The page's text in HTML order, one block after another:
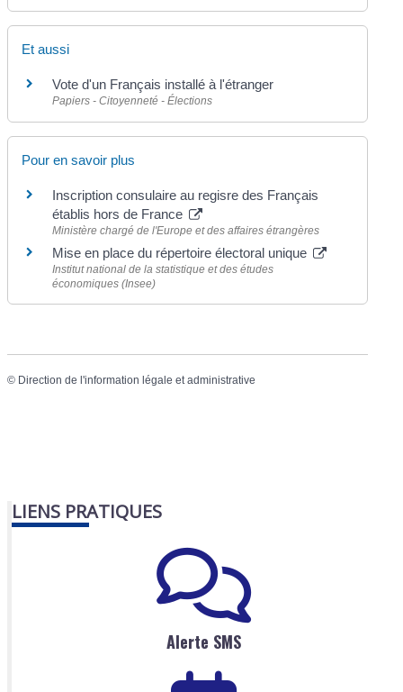
Et aussi
Vote d'un Français installé à l'étranger
Papiers - Citoyenneté - Élections
Pour en savoir plus
Inscription consulaire au regisre des Français
établis hors de France
Ministère chargé de l'Europe et des affaires étrangères
Mise en place du répertoire électoral unique
Institut national de la statistique et des études
économiques (Insee)
© Direction de l'information légale et administrative
LIENS PRATIQUES
Alerte SMS